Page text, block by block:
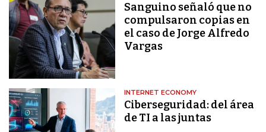
Sanguino señaló que no
compulsaron copias en
el caso de Jorge Alfredo
Vargas
INTERNET ECONOMY
Ciberseguridad: del área
de TI a las juntas